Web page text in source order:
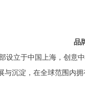
品
立于中国上海，创
与沉淀，在全球范围内拥